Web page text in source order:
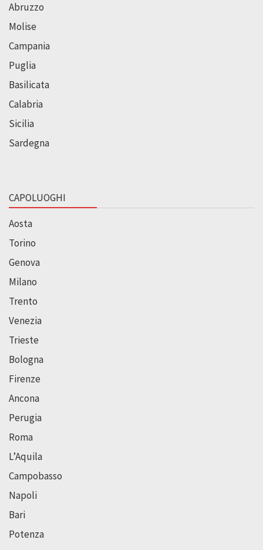
Abruzzo
Molise
Campania
Puglia
Basilicata
Calabria
Sicilia
Sardegna
CAPOLUOGHI
Aosta
Torino
Genova
Milano
Trento
Venezia
Trieste
Bologna
Firenze
Ancona
Perugia
Roma
L’Aquila
Campobasso
Napoli
Bari
Potenza